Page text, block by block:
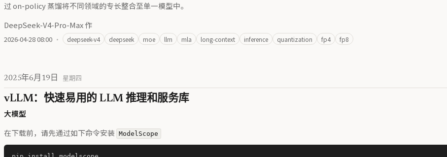
过 on-policy 蒸馏将不同领域的专长整合至单一模型中。
DeepSeek-V4-Pro-Max 作
2026-04-28 08:00 · deepseek-v4 deepseek moe llm mla long-context inference quantization fp4 fp8
2025年6月19日 星期四
vLLM：快速易用的 LLM 推理和服务库
大模型
在下载前，请先通过如下命令安装
ModelScope